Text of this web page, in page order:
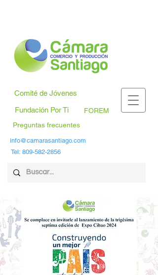
Tel: 809-582-2856
info@camarasantiago.com
FOREM
Comité de Jóvenes
Fundación Por Ti
Preguntas frecuentes